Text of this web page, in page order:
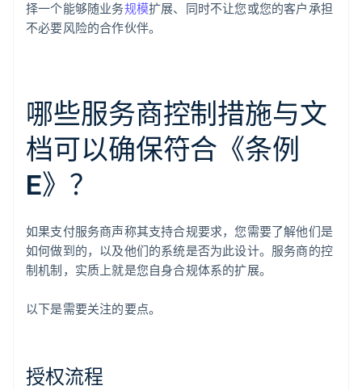
择一个能够随业务规模扩展、同时不让您或您的客户承担
不必要风险的合作伙伴。
哪些服务商控制措施与文
档可以确保符合《条例
E》？
如果支付服务商声称其支持合规要求，您需要了解他们是
如何做到的，以及他们的系统是否为此设计。服务商的控
制机制，实质上就是您自身合规体系的扩展。
以下是需要关注的要点。
授权流程